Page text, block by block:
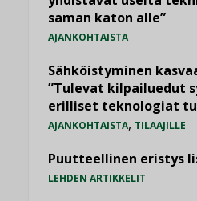
saman katon alle”
AJANKOHTAISTA
Sähköistyminen
”Tulevat kilpailuedut
erilliset teknologiat
AJANKOHTAISTA, TILAAJILLE
Puutteellinen eristys
LEHDEN ARTIKKELIT